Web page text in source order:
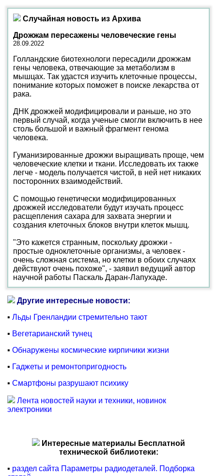
Случайная новость из Архива
Дрожжам пересажены человеческие гены
28.09.2022
Голландские биотехнологи пересадили дрожжам
гены человека, отвечающие за метаболизм в
мышцах. Так удастся изучить клеточные процессы,
понимание которых поможет в поиске лекарства от
рака.
ДНК дрожжей модифицировали и раньше, но это
первый случай, когда ученые смогли включить в нее
столь большой и важный фрагмент генома
человека.
Гуманизированные дрожжи выращивать проще, чем
человеческие клетки и ткани. Исследовать их также
легче - модель получается чистой, в ней нет никаких
посторонних взаимодействий.
С помощью генетически модифицированных
дрожжей исследователи будут изучать процесс
расщепления сахара для захвата энергии и
создания клеточных блоков внутри клеток мышц.
"Это кажется странным, поскольку дрожжи -
простые одноклеточные организмы, а человек -
очень сложная система, но клетки в обоих случаях
действуют очень похоже", - заявил ведущий автор
научной работы Паскаль Даран-Лапухаде.
Другие интересные новости:
▪ Льды Гренландии стремительно тают
▪ Вегетарианский тунец
▪ Обнаружены космические кирпичики жизни
▪ Гаджеты и ремонтопригодность
▪ Смартфоны разрушают психику
Лента новостей науки и техники, новинок
электроники
Интересные материалы Бесплатной
технической библиотеки:
▪ раздел сайта Параметры радиодеталей. Подборка